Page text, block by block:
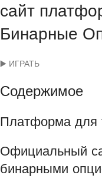
сайт
Бинарные
▶️ ИГРАТЬ
Содержимое
Платформа для
Официальный
бинарными